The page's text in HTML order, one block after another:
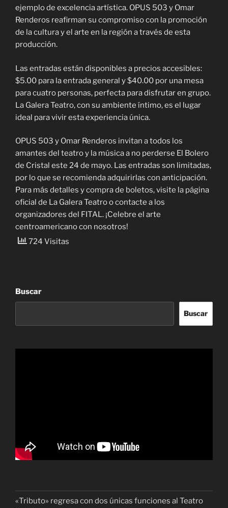
ejemplo de excelencia artística. OPUS 503 y Omar
Renderos reafirman su compromiso con la promoción
de la cultura y el arte en la región a través de esta
producción.
Las entradas están disponibles a precios accesibles:
$5.00 para la entrada general y $40.00 por una mesa
para cuatro personas, perfecta para disfrutar en grupo.
La Galera Teatro, con su ambiente íntimo, es el lugar
ideal para vivir esta experiencia única.
OPUS 503 y Omar Renderos invitan a todos los
amantes del teatro y la música a no perderse El Bolero
de Cristal este 24 de mayo. Las entradas son limitadas,
por lo que se recomienda adquirirlas con anticipación.
Para más detalles y compra de boletos, visite la página
oficial de La Galera Teatro o contacte a los
organizadores del FITAL. ¡Celebre el arte
centroamericano con nosotros!
724 Visitas
Buscar
Buscar
«Tributo» regresa con dos únicas funciones al Teatro